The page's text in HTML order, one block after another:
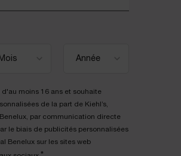
moins 16 ans et souhaite
de la part de Kiehl’s,
Benelux, par communication directe
le biais de publicités personnalisées
Benelux sur les sites web